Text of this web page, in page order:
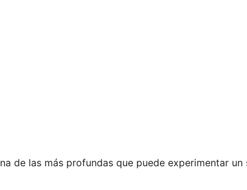
de las más profundas que puede experimentar un